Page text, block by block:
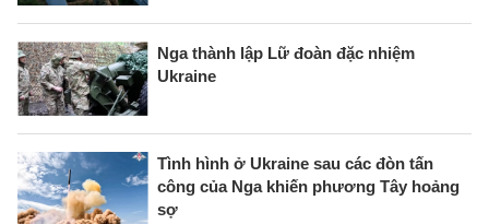
Nga thành lập Lữ đoàn đặc nhiệm
Ukraine
Tình hình ở Ukraine sau các đòn tấn
công của Nga khiến phương Tây hoảng
sợ